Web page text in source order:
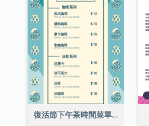
復活節下午茶時間菜單